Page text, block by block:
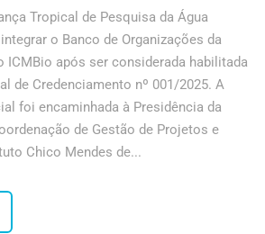
Tropical de Pesquisa da Água
o Banco de Organizações da
ICMBio após ser considerada habilitada
de Credenciamento nº 001/2025. A
foi encaminhada à Presidência da
de Gestão de Projetos e
Chico Mendes de...